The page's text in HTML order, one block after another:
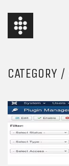
CATEGORY /